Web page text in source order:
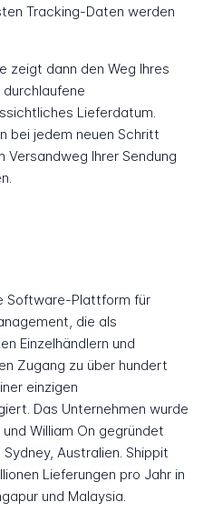
Tracking-Daten werden
zeigt dann den Weg Ihres
Lieferdatum.
bei jedem neuen Schritt
Ihrer Sendung
Software-Plattform für
die als
Einzelhändlern und
Zugang zu über hundert
einzigen
Das Unternehmen wurde
William On gegründet
Australien. Shippit
Lieferungen pro Jahr in
und Malaysia.